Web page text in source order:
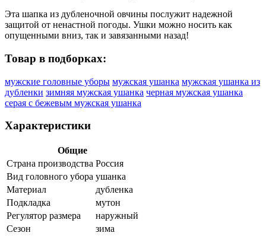
Эта шапка из дубленочной овчины послужит надежной
защитой от ненастной погоды. Ушки можно носить как
опущенными вниз, так и завязанными назад!
Товар в подборках:
мужские головные уборы мужская ушанка мужская ушанка из
дубленки зимняя мужская ушанка черная мужская ушанка
серая с бежевым мужская ушанка
Характеристики
Общие
Страна производства Россия
Вид головного убора ушанка
Материал
дубленка
Подкладка
мутон
Регулятор размера
наружный
Сезон
зима